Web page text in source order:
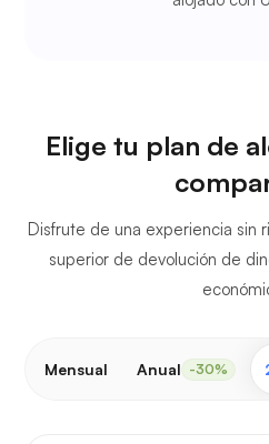
Elige tu plan de
Disfrute de una experiencia sin
superior de devolución de
Mensual Anual -30%